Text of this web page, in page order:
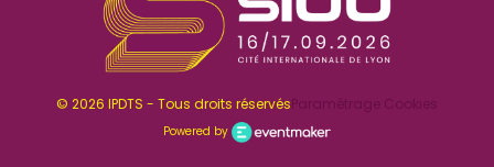
© 2026 IPDTS - Tous droits réservésParamétrage Cookies
Powered by